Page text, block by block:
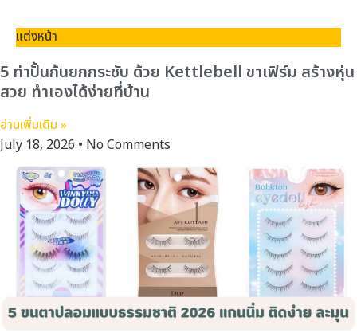
แต่งหน้า
5 ท่าปั้นก้นยกกระชับ ด้วย Kettlebell ขาเฟิร์ม สร้างหุ่น
สวย ทำเองได้ง่ายที่บ้าน
อ่านเพิ่มเติม »
July 18, 2026 No Comments